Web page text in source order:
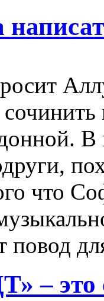
В
что
повод
–